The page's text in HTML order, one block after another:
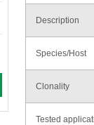
Description
Species/Host
Clonality
Tested